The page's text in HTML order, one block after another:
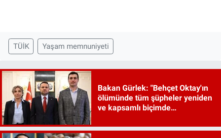
TÜİK Yaşam memnuniyeti
Bakan Gürlek: "Behçet Oktay'ın
ölümünde tüm şüpheler yeniden
ve kapsamlı biçimde